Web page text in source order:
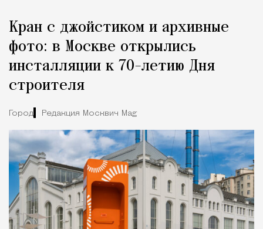
Кран с джойстиком и архивные
фото: в Москве открылись
инсталляции к 70-летию Дня
строителя
Город Редакция Москвич Mag